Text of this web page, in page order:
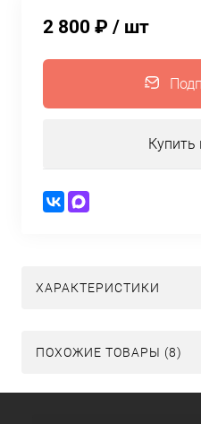
2 800 ₽ / шт
Купить
ХАРАКТЕРИСТИКИ
ПОХОЖИЕ ТОВАРЫ (8)